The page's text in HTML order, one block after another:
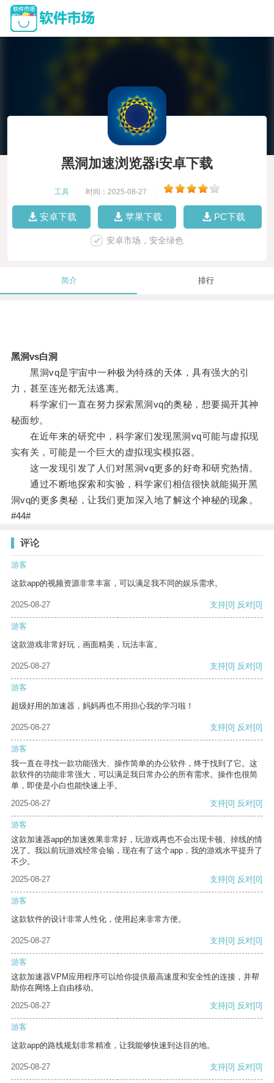
黑洞加速浏览器i安卓下载
工具 时间：2025-08-27
安卓下载 苹果下载 PC下载
安卓市场，安全绿色
简介 排行
黑洞vs白洞
黑洞vq是宇宙中一种极为特殊的天体，具有强大的引
力，甚至连光都无法逃离。
科学家们一直在努力探索黑洞vq的奥秘，想要揭开其神
秘面纱。
在近年来的研究中，科学家们发现黑洞vq可能与虚拟现
实有关，可能是一个巨大的虚拟现实模拟器。
这一发现引发了人们对黑洞vq更多的好奇和研究热情。
通过不断地探索和实验，科学家们相信很快就能揭开黑
洞vq的更多奥秘，让我们更加深入地了解这个神秘的现象。
#44#
评论
游客
这款app的视频资源非常丰富，可以满足我不同的娱乐需求。
2025-08-27 支持[0] 反对[0]
游客
这款游戏非常好玩，画面精美，玩法丰富。
2025-08-27 支持[0] 反对[0]
游客
超级好用的加速器，妈妈再也不用担心我的学习啦！
2025-08-27 支持[0] 反对[0]
游客
我一直在寻找一款功能强大、操作简单的办公软件，终于找到了它。这
款软件的功能非常强大，可以满足我日常办公的所有需求。操作也很简
单，即使是小白也能快速上手。
2025-08-27
支持[0] 反对[0]
游客
这款加速器app的加速效果非常好，玩游戏再也不会出现卡顿、掉线的情
况了。我以前玩游戏经常会输，现在有了这个app，我的游戏水平提升了
不少。
2025-08-27
支持[0] 反对[0]
游客
这款软件的设计非常人性化，使用起来非常方便。
2025-08-27 支持[0] 反对[0]
游客
这款加速器VPM应用程序可以给你提供最高速度和安全性的连接，并帮
助你在网络上自由移动。
2025-08-27
支持[0] 反对[0]
游客
这款app的路线规划非常精准，让我能够快速到达目的地。
2025-08-27 支持[0] 反对[0]